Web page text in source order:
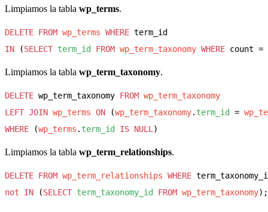
Limpiamos la tabla wp_terms.
DELETE FROM wp_terms WHERE
IN (SELECT term_id FROM wp_term_taxonomy WHERE
Limpiamos la tabla wp_term_taxonomy.
DELETE wp_term_taxonomy FROM wp_term_taxonomy
LEFT JOIN wp_terms ON (wp_term_taxonomy. term_id =
WHERE (wp_terms . term_id IS NULL
Limpiamos la tabla wp_term_relationships.
DELETE FROM wp_term_relationships WHERE
not
IN (SELECT term_taxonomy_id FROM wp_term_taxonomy